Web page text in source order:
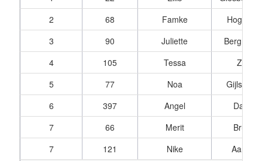
2
68 Famke
3
90 Juliette
Berg, van
4
105 Tessa
5
77 Noa
Gijlswijk,
6
397 Angel
7
66 Merit
Bruin,
7
121 Nike